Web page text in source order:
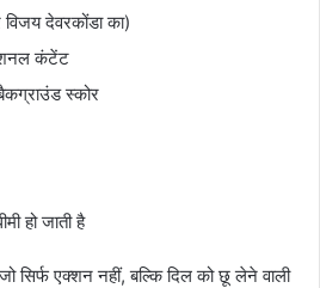
देवरकोंडा का)
कंटेंट
स्कोर
हो जाती है
सिर्फ एक्शन नहीं, बल्कि दिल को छू लेने वाली